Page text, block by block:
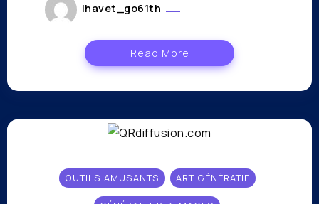
lhavet_go61th
Read More
OUTILS AMUSANTS ART GÉNÉRATIF